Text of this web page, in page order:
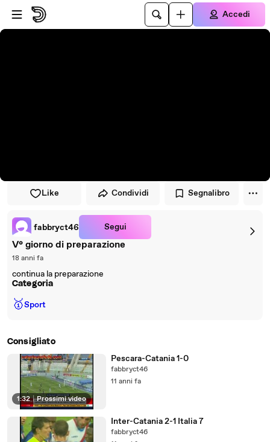
Vai al lettore
Passa al contenuto principale
Accedi
Like Condividi Segnalibro
fabbryct46 Segui
V° giorno di preparazione
18 anni fa
continua la preparazione
Categoria
🥇Sport
Consigliato
1:32 | Prossimi video
Pescara-Catania 1-0
fabbryct46
11 anni fa
Inter-Catania 2-1 Italia 7
fabbryct46